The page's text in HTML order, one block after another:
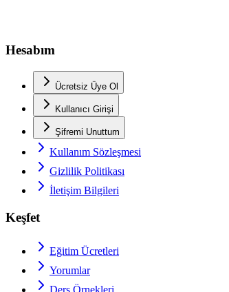
Hesabım
Ücretsiz Üye Ol
Kullanıcı Girişi
Şifremi Unuttum
Kullanım Sözleşmesi
Gizlilik Politikası
İletişim Bilgileri
Keşfet
Eğitim Ücretleri
Yorumlar
Ders Örnekleri